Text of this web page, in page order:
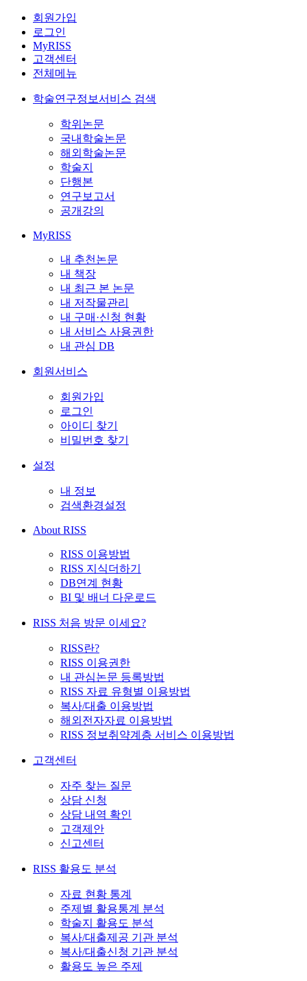
회원가입
로그인
MyRISS
고객센터
전체메뉴
학술연구정보서비스 검색
학위논문
국내학술논문
해외학술논문
학술지
단행본
연구보고서
공개강의
MyRISS
내 추천논문
내 책장
내 최근 본 논문
내 저작물관리
내 구매·신청 현황
내 서비스 사용권한
내 관심 DB
회원서비스
회원가입
로그인
아이디 찾기
비밀번호 찾기
설정
내 정보
검색환경설정
About RISS
RISS 이용방법
RISS 지식더하기
DB연계 현황
BI 및 배너 다운로드
RISS 처음 방문 이세요?
RISS란?
RISS 이용권한
내 관심논문 등록방법
RISS 자료 유형별 이용방법
복사/대출 이용방법
해외전자자료 이용방법
RISS 정보취약계층 서비스 이용방법
고객센터
자주 찾는 질문
상담 신청
상담 내역 확인
고객제안
신고센터
RISS 활용도 분석
자료 현황 통계
주제별 활용통계 분석
학술지 활용도 분석
복사/대출제공 기관 분석
복사/대출신청 기관 분석
활용도 높은 주제